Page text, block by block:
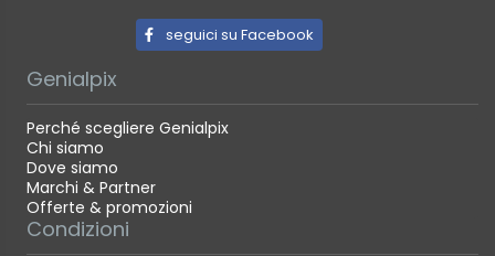
seguici su Facebook
Genialpix
Perché scegliere Genialpix
Chi siamo
Dove siamo
Marchi & Partner
Offerte & promozioni
Condizioni